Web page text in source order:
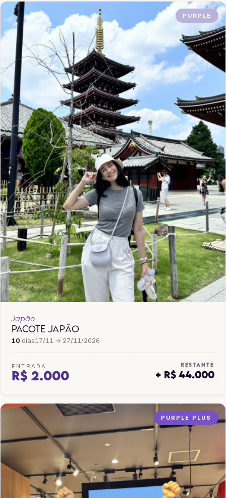
PURPLE
Japão
PACOTE JAPÃO
10 dias17/11 → 27/11/2026
ENTRADA
R$ 2.000
RESTANTE
+ R$ 44.000
PURPLE PLUS